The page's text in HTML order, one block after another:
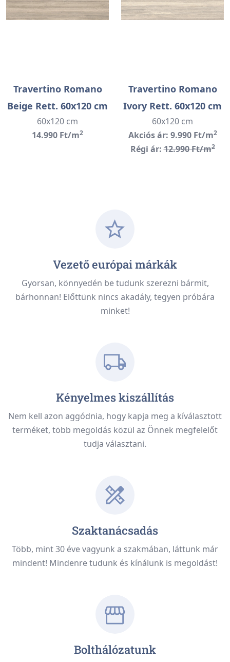
Travertino Romano
Beige Rett. 60x120 cm
60x120 cm
14.990 Ft/m2
Travertino Romano
Ivory Rett. 60x120 cm
60x120 cm
Akciós ár: 9.990 Ft/m2
Régi ár:12.990 Ft/m2
Vezető európai márkák
Gyorsan, könnyedén be tudunk szerezni bármit,
bárhonnan! Előttünk nincs akadály, tegyen próbára
minket!
Kényelmes kiszállítás
Nem kell azon aggódnia, hogy kapja meg a kíválasztott
terméket, több megoldás közül az Önnek megfelelőt
tudja választani.
Szaktanácsadás
Több, mint 30 éve vagyunk a szakmában, láttunk már
mindent! Mindenre tudunk és kínálunk is megoldást!
Bolthálózatunk